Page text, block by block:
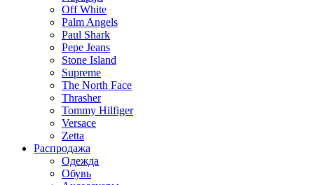
Off White
Palm Angels
Paul Shark
Pepe Jeans
Stone Island
Supreme
The North Face
Thrasher
Tommy Hilfiger
Versace
Zetta
Распродажа
Одежда
Обувь